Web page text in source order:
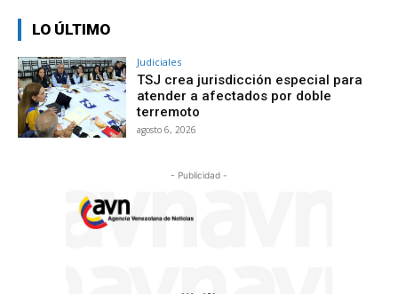
LO ÚLTIMO
Judiciales
TSJ crea jurisdicción especial para
atender a afectados por doble
terremoto
agosto 6, 2026
- Publicidad -